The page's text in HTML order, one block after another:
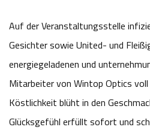
Auf der Veranstaltungsstelle
Gesichter sowie United- und
energiegeladenen und
Mitarbeiter von Wintop Optics
Köstlichkeit blüht in den
Glücksgefühl erfüllt sofort und